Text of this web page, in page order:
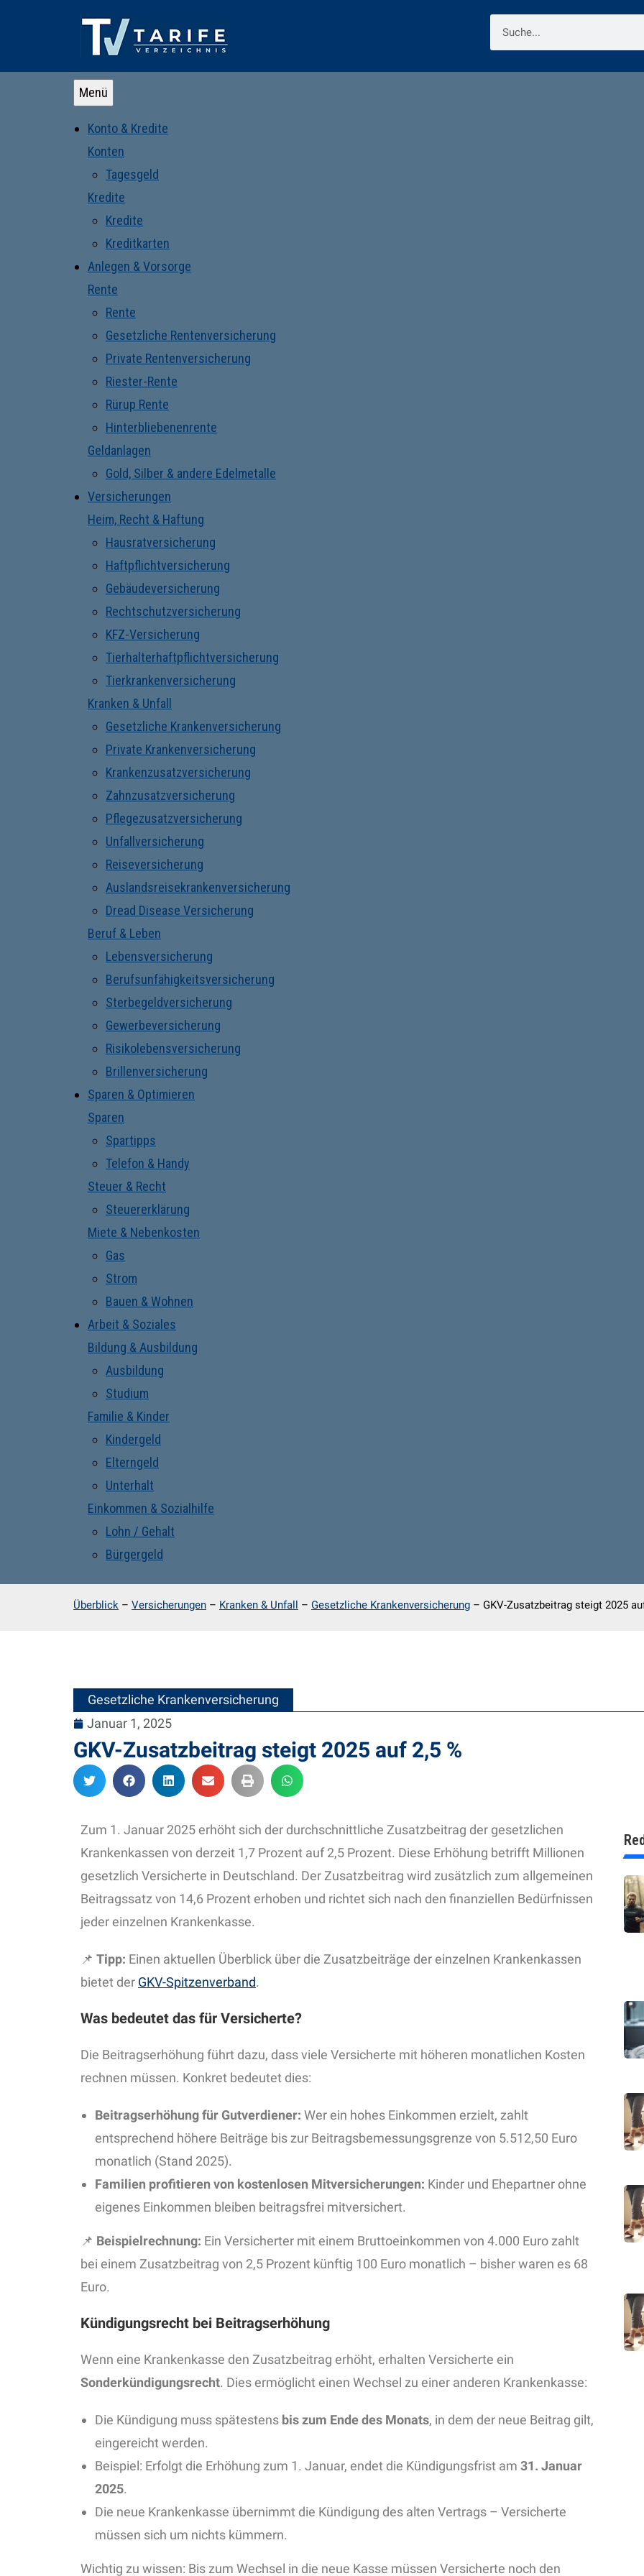
Menü
Konto & Kredite
Konten
Tagesgeld
Kredite
Kredite
Kreditkarten
Anlegen & Vorsorge
Rente
Rente
Gesetzliche Rentenversicherung
Private Rentenversicherung
Riester-Rente
Rürup Rente
Hinterbliebenenrente
Geldanlagen
Gold, Silber & andere Edelmetalle
Versicherungen
Heim, Recht & Haftung
Hausratversicherung
Haftpflichtversicherung
Gebäudeversicherung
Rechtschutzversicherung
KFZ-Versicherung
Tierhalterhaftpflichtversicherung
Tierkrankenversicherung
Kranken & Unfall
Gesetzliche Krankenversicherung
Private Krankenversicherung
Krankenzusatzversicherung
Zahnzusatzversicherung
Pflegezusatzversicherung
Unfallversicherung
Reiseversicherung
Auslandsreisekrankenversicherung
Dread Disease Versicherung
Beruf & Leben
Lebensversicherung
Berufsunfähigkeitsversicherung
Sterbegeldversicherung
Gewerbeversicherung
Risikolebensversicherung
Brillenversicherung
Sparen & Optimieren
Sparen
Spartipps
Telefon & Handy
Steuer & Recht
Steuererklärung
Miete & Nebenkosten
Gas
Strom
Bauen & Wohnen
Arbeit & Soziales
Bildung & Ausbildung
Ausbildung
Studium
Familie & Kinder
Kindergeld
Elterngeld
Unterhalt
Einkommen & Sozialhilfe
Lohn / Gehalt
Bürgergeld
Überblick – Versicherungen – Kranken & Unfall – Gesetzliche Krankenversicherung – GKV-Zusatzbeitrag steigt 2025
Gesetzliche Krankenversicherung
Januar 1, 2025
GKV-Zusatzbeitrag steigt 2025 auf 2,5 %
Zum 1. Januar 2025 erhöht sich der durchschnittliche Zusatzbeitrag der gesetzlichen
Krankenkassen von derzeit 1,7 Prozent auf 2,5 Prozent. Diese Erhöhung betrifft Millionen
gesetzlich Versicherte in Deutschland. Der Zusatzbeitrag wird zusätzlich zum allgemeinen
Beitragssatz von 14,6 Prozent erhoben und richtet sich nach den finanziellen Bedürfnissen
jeder einzelnen Krankenkasse.
📌 Tipp: Einen aktuellen Überblick über die Zusatzbeiträge der einzelnen Krankenkassen
bietet der GKV-Spitzenverband.
Was bedeutet das für Versicherte?
Die Beitragserhöhung führt dazu, dass viele Versicherte mit höheren monatlichen Kosten
rechnen müssen. Konkret bedeutet dies:
Beitragserhöhung für Gutverdiener: Wer ein hohes Einkommen erzielt, zahlt
entsprechend höhere Beiträge bis zur Beitragsbemessungsgrenze von 5.512,50 Euro
monatlich (Stand 2025).
Familien profitieren von kostenlosen Mitversicherungen: Kinder und Ehepartner ohne
eigenes Einkommen bleiben beitragsfrei mitversichert.
📌 Beispielrechnung: Ein Versicherter mit einem Bruttoeinkommen von 4.000 Euro zahlt
bei einem Zusatzbeitrag von 2,5 Prozent künftig 100 Euro monatlich – bisher waren es 68
Euro.
Kündigungsrecht bei Beitragserhöhung
Wenn eine Krankenkasse den Zusatzbeitrag erhöht, erhalten Versicherte ein
Sonderkündigungsrecht. Dies ermöglicht einen Wechsel zu einer anderen Krankenkasse:
Die Kündigung muss spätestens bis zum Ende des Monats, in dem der neue Beitrag gilt,
eingereicht werden.
Beispiel: Erfolgt die Erhöhung zum 1. Januar, endet die Kündigungsfrist am 31. Januar
2025.
Die neue Krankenkasse übernimmt die Kündigung des alten Vertrags – Versicherte
müssen sich um nichts kümmern.
Wichtig zu wissen: Bis zum Wechsel in die neue Kasse müssen Versicherte noch den